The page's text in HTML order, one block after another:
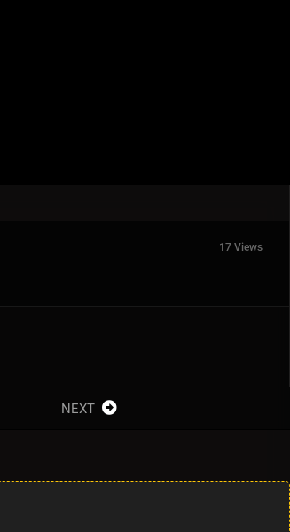
17 Views
NEXT